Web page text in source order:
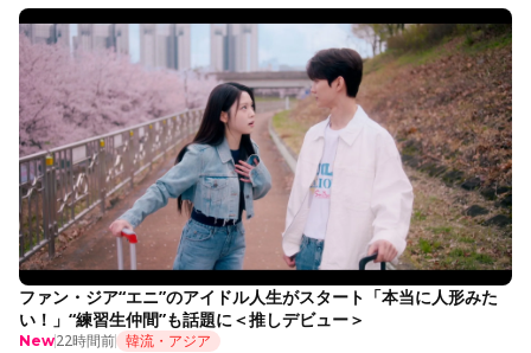
ファン・ジア“エニ”のアイドル人生がスタート「本当に人形みた
い！」“練習生仲間”も話題に＜推しデビュー＞
New22時間前 韓流・アジア